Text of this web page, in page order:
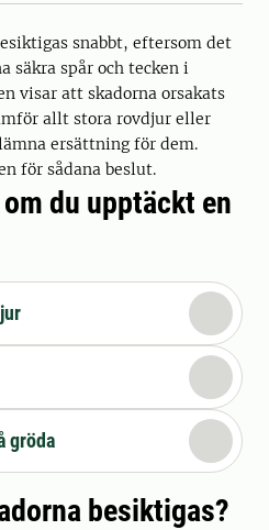
snabbt, eftersom det
säkra spår och tecken i
visar att skadorna orsakats
allt stora rovdjur eller
ersättning för dem.
för sådana beslut.
du upptäckt en
gröda
besiktigas?